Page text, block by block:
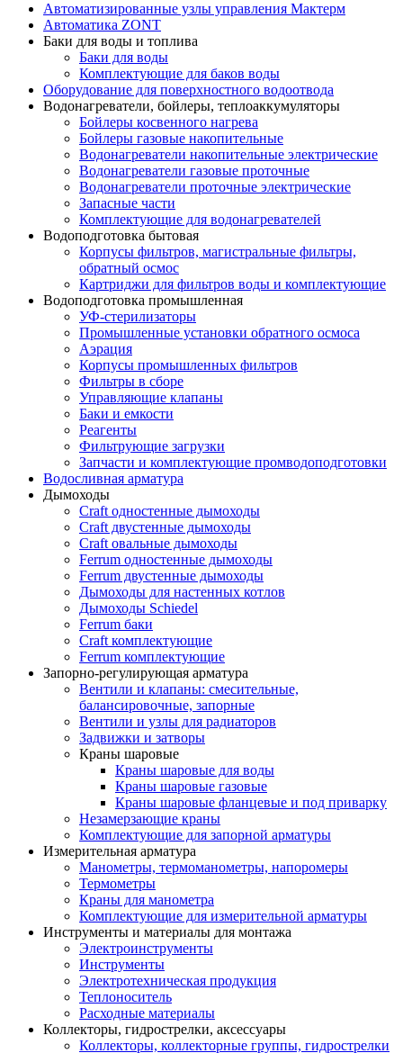
Автоматизированные узлы управления Мактерм
Автоматика ZONT
Баки для воды и топлива
Баки для воды
Комплектующие для баков воды
Оборудование для поверхностного водоотвода
Водонагреватели, бойлеры, теплоаккумуляторы
Бойлеры косвенного нагрева
Бойлеры газовые накопительные
Водонагреватели накопительные электрические
Водонагреватели газовые проточные
Водонагреватели проточные электрические
Запасные части
Комплектующие для водонагревателей
Водоподготовка бытовая
Корпусы фильтров, магистральные фильтры,
обратный осмос
Картриджи для фильтров воды и комплектующие
Водоподготовка промышленная
УФ-стерилизаторы
Промышленные установки обратного осмоса
Аэрация
Корпусы промышленных фильтров
Фильтры в сборе
Управляющие клапаны
Баки и емкости
Реагенты
Фильтрующие загрузки
Запчасти и комплектующие промводоподготовки
Водосливная арматура
Дымоходы
Craft одностенные дымоходы
Craft двустенные дымоходы
Craft овальные дымоходы
Ferrum одностенные дымоходы
Ferrum двустенные дымоходы
Дымоходы для настенных котлов
Дымоходы Schiedel
Ferrum баки
Craft комплектующие
Ferrum комплектующие
Запорно-регулирующая арматура
Вентили и клапаны: смесительные,
балансировочные, запорные
Вентили и узлы для радиаторов
Задвижки и затворы
Краны шаровые
Краны шаровые для воды
Краны шаровые газовые
Краны шаровые фланцевые и под приварку
Незамерзающие краны
Комплектующие для запорной арматуры
Измерительная арматура
Манометры, термоманометры, напоромеры
Термометры
Краны для манометра
Комплектующие для измерительной арматуры
Инструменты и материалы для монтажа
Электроинструменты
Инструменты
Электротехническая продукция
Теплоноситель
Расходные материалы
Коллекторы, гидрострелки, аксессуары
Коллекторы, коллекторные группы, гидрострелки